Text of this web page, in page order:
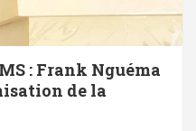
: Frank Nguéma
de la